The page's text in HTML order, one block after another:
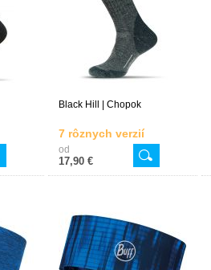
Black Hill | Chopok
7 rôznych verzií
od
17,90 €